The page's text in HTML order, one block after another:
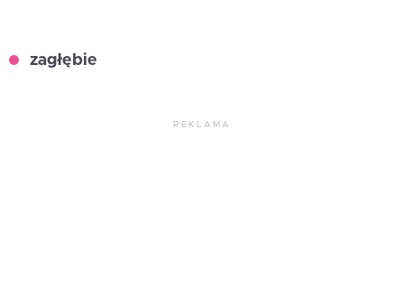
zagłębie
REKLAMA